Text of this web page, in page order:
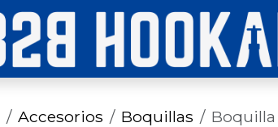
Accesorios Boquillas